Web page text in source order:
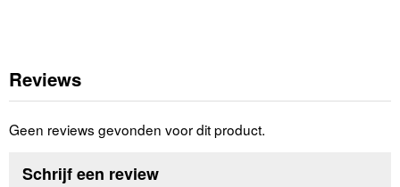
Reviews
Geen reviews gevonden voor dit product.
Schrijf een review